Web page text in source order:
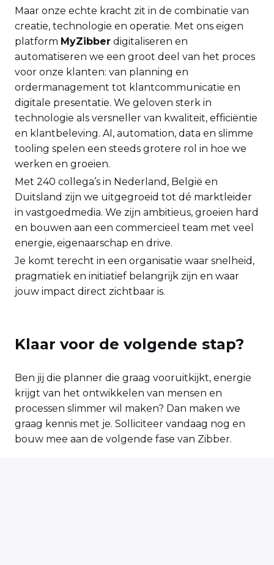
Maar onze echte kracht zit in de combinatie van
creatie, technologie en operatie. Met ons eigen
platform MyZibber digitaliseren en
automatiseren we een groot deel van het proces
voor onze klanten: van planning en
ordermanagement tot klantcommunicatie en
digitale presentatie. We geloven sterk in
technologie als versneller van kwaliteit, efficiëntie
en klantbeleving. AI, automation, data en slimme
tooling spelen een steeds grotere rol in hoe we
werken en groeien.
Met 240 collega’s in Nederland, België en
Duitsland zijn we uitgegroeid tot dé marktleider
in vastgoedmedia. We zijn ambitieus, groeien hard
en bouwen aan een commercieel team met veel
energie, eigenaarschap en drive.
Je komt terecht in een organisatie waar snelheid,
pragmatiek en initiatief belangrijk zijn en waar
jouw impact direct zichtbaar is.
Klaar voor de volgende stap?
Ben jij die planner die graag vooruitkijkt, energie
krijgt van het ontwikkelen van mensen en
processen slimmer wil maken? Dan maken we
graag kennis met je. Solliciteer vandaag nog en
bouw mee aan de volgende fase van Zibber.